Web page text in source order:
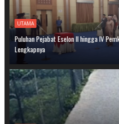
UTAMA
Puluhan Pejabat Eselon II hingga IV
Lengkapnya